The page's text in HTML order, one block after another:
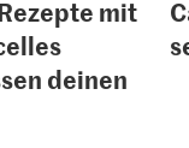
mit
deinen